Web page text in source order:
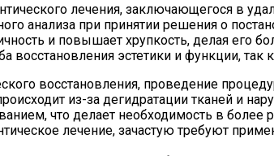
лечения, заключающегося в
анализа при принятии решения о
и повышает хрупкость, делая его
восстановления эстетики и функции,
восстановления, проведение
из-за дегидратации тканей и
что делает необходимость в более
лечение, зачастую требуют